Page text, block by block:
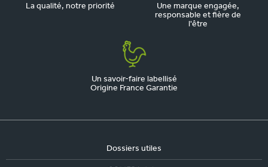
La qualité, notre priorité
Une marque engagée,
responsable et fière de
l'être
Un savoir-faire labellisé
Origine France Garantie
Dossiers utiles